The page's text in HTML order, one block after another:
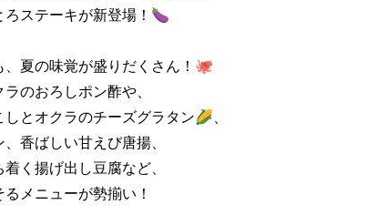
ろステーキが新登場！🍆
、夏の味覚が盛りだくさん！🐙
のおろしポン酢や、
しとオクラのチーズグラタン🌽、
香ばしい甘えび唐揚、
く揚げ出し豆腐など、
メニューが勢揃い！